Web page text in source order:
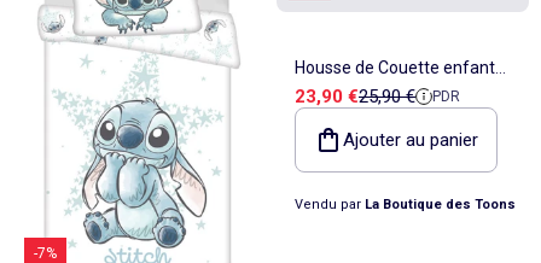
-7%
Housse de Couette enfant
Tom & Jerry 100x135 cm +
taie - Idéal lit évolutif
Prix de vente
23,90 €Prix de référence
25,90 € PDR
Ajouter au panier
Vendu par La Boutique des Toons